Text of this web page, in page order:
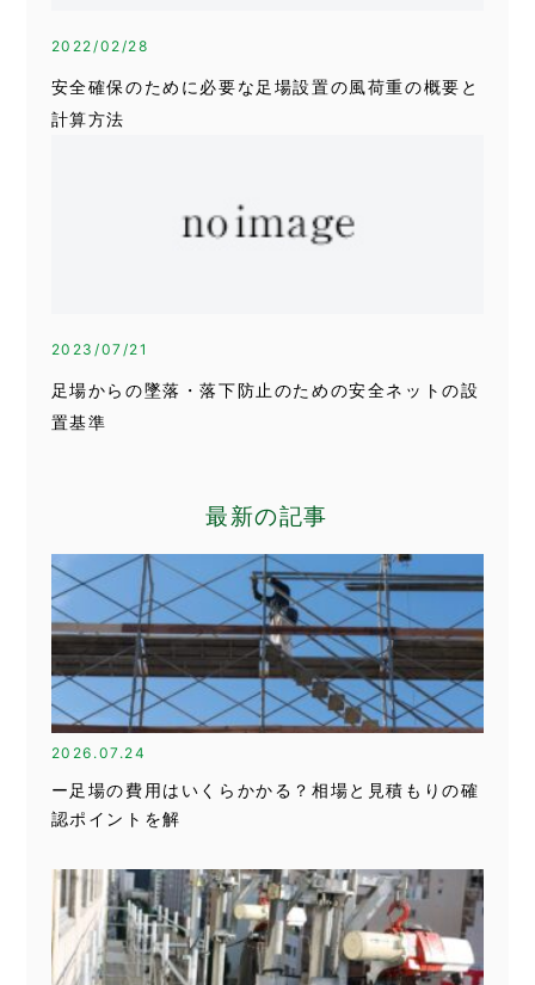
2022/02/28
安全確保のために必要な足場設置の風荷重の概要と
計算方法
2023/07/21
足場からの墜落・落下防止のための安全ネットの設
置基準
最新の記事
2026.07.24
ー足場の費用はいくらかかる？相場と見積もりの確
認ポイントを解